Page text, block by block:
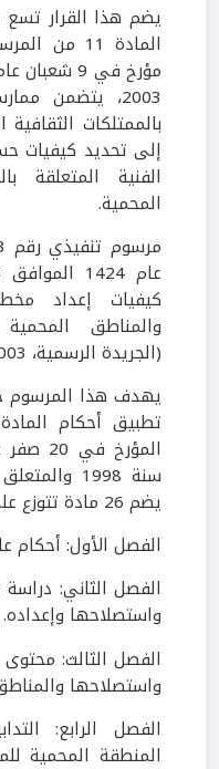
يضم هذا القرار تسع
2003، يتضمن
بالممتلكات
إلى تحديد كيفيات
الفنية المتعلقة
المحمية.
كيفيات إعداد
والمناطق
(الجريدة الرسمية، 2003، العدد 60):
يهدف هذا المرسوم
سنة 1998
يضم 26 مادة تتوزع على خمسة فصول تتمثل في:
الفصل الأول: أحكام
الفصل الثاني:
واستصلاحها وإعداده.
الفصل الثالث:
واستصلاحها
الفصل الرابع:
المنطقة المحمية